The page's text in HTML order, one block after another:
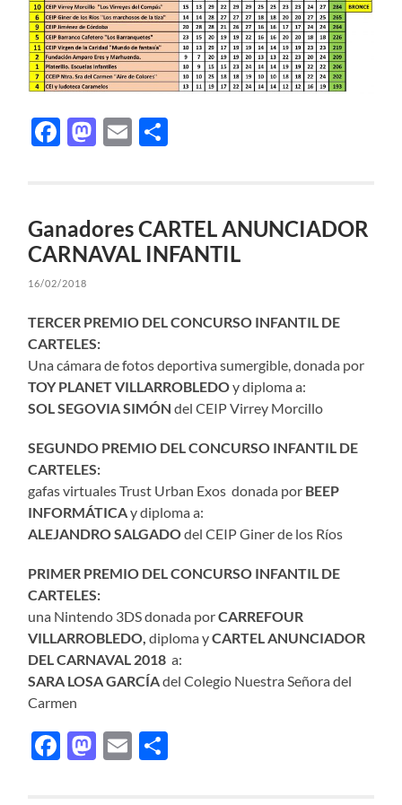
Facebook
Mastodon
Email
Ganadores CARTEL ANUNCIADOR
CARNAVAL INFANTIL
16/02/2018
TERCER PREMIO DEL CONCURSO INFANTIL DE
CARTELES:
Una cámara de fotos deportiva sumergible, donada por
TOY PLANET VILLARROBLEDOy diploma a:
SOL SEGOVIA SIMÓNdel CEIP Virrey Morcillo
SEGUNDO PREMIO DEL CONCURSO INFANTIL DE
CARTELES:
gafas virtuales Trust Urban Exos donada por BEEP
INFORMÁTICAy diploma a:
ALEJANDRO SALGADOdel CEIP Giner de los Ríos
PRIMER PREMIO DEL CONCURSO INFANTIL DE
CARTELES:
una Nintendo 3DS donada porCARREFOUR
VILLARROBLEDO,diploma yCARTEL ANUNCIADOR
DEL CARNAVAL 2018a:
SARA LOSA GARCÍAdel Colegio Nuestra Señora del
Carmen
Facebook
Mastodon
Email